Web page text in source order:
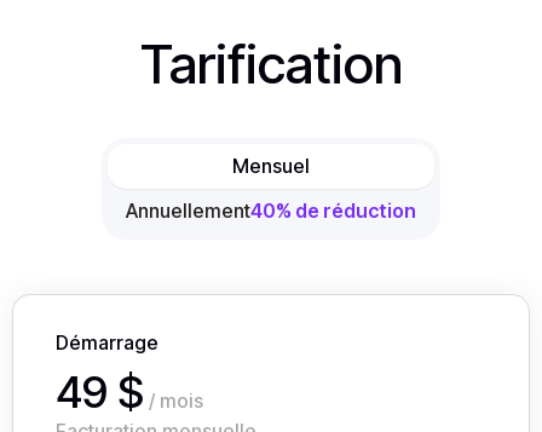
Tarification
Mensuel
Annuellement40% de réduction
Démarrage
49 $ / mois